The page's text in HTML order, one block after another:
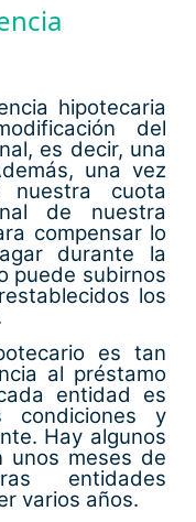
hipotecaria
del
es decir, una
una vez
nuestra cuota
de nuestra
compensar lo
durante la
puede subirnos
los
es tan
al préstamo
entidad es
condiciones y
Hay algunos
unos meses de
entidades
varios años.